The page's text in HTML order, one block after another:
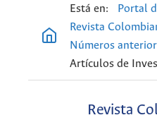
Está en: Portal
Revista
Números
Artículos de
Revista